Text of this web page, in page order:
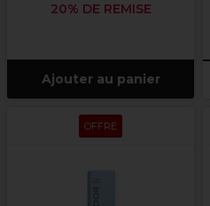
20% DE REMISE
Ajouter au panier
OFFRE